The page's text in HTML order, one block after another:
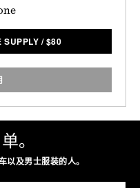
SUPPLY /$80
。
以及男士服装的人。